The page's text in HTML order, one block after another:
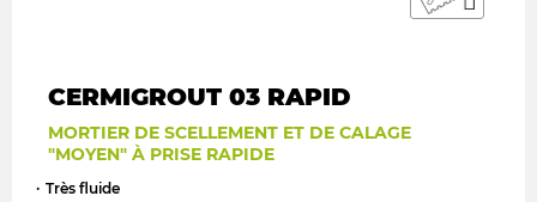
CERMIGROUT 03 RAPID
MORTIER DE SCELLEMENT ET DE CALAGE
"MOYEN" À PRISE RAPIDE
Très fluide